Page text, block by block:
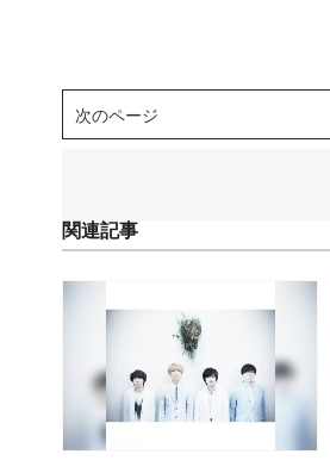
次のページ
関連記事